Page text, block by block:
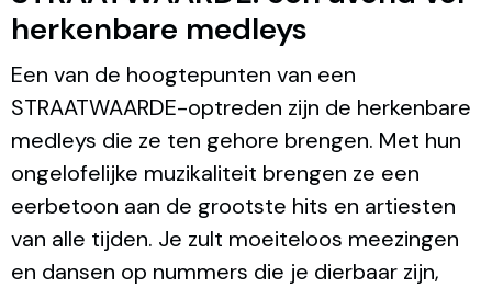
herkenbare medleys
Een van de hoogtepunten van een
STRAATWAARDE-optreden zijn de herkenbare
medleys die ze ten gehore brengen. Met hun
ongelofelijke muzikaliteit brengen ze een
eerbetoon aan de grootste hits en artiesten
van alle tijden. Je zult moeiteloos meezingen
en dansen op nummers die je dierbaar zijn,